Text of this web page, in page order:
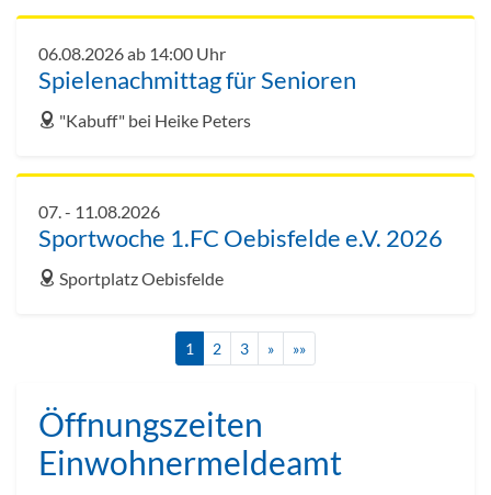
Spielenachmittag für Senioren
06.08.2026 ab 14:00 Uhr
address
"Kabuff" bei Heike Peters
Sportwoche 1.FC Oebisfelde e.V. 2026
07. - 11.08.2026
address
Sportplatz Oebisfelde
1 2 3 » »»
Öffnungszeiten
Einwohnermeldeamt